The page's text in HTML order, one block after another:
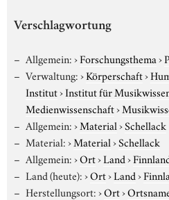
Verschlagwortung
Allgemein:›Forschungsthema›
Verwaltung:›Körperschaft›
Institut›Institut für
Medienwissenschaft›
Allgemein:›Material›Schellack
Material:›Material›Schellack
Allgemein:›Ort›Land›
Land (heute):›Ort›Land›
Herstellungsort:›Ort›